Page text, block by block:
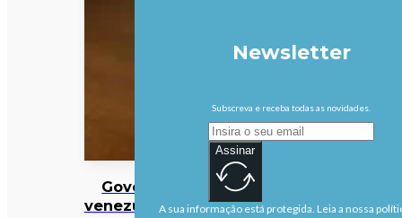
Governo
venezuelano
Newsletter
Subscreva e receba todas as novidades.
Assinar
A sua informação está protegida. Leia a nossa